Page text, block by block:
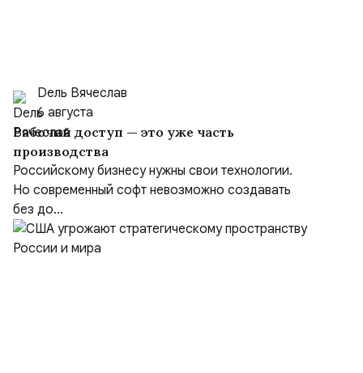
Dель Вячеслав
6 августа
Рабочий доступ — это уже часть
производства
Российскому бизнесу нужны свои технологии.
Но современный софт невозможно создавать
без до...